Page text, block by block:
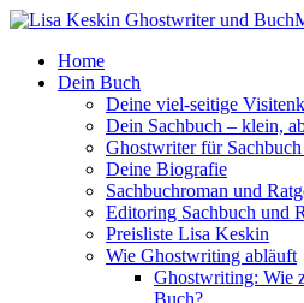
Home
Dein Buch
Deine viel-seitige
Dein Sachbuch – klein,
Ghostwriter für
Deine Biografie
Sachbuchroman und
Editoring Sachbuch und
Preisliste Lisa Keskin
Wie Ghostwriting abläuft
Ghostwriting: Wie
Buch?